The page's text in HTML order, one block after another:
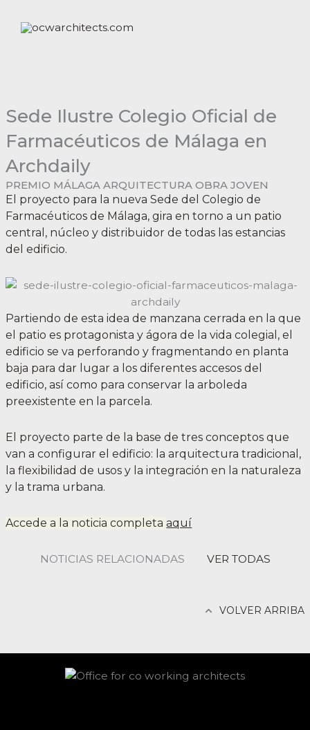
Sede Ilustre Colegio Oficial de
Farmacéuticos de Málaga en
Archdaily
PREMIO MÁLAGA ARQUITECTURA OBRA JOVEN
El proyecto para la nueva Sede del Colegio de
Farmacéuticos de Málaga, gira en torno a un patio
central, núcleo y distribuidor de todas las estancias
del edificio.
Partiendo de esta idea de manzana cerrada en la que
el patio es protagonista y ágora de la vida colegial, el
edificio se va perforando y fragmentando en planta
baja para dar lugar a los diferentes accesos del
edificio, así como para conservar la arboleda
preexistente en la parcela.
El proyecto parte de la base de tres conceptos que
van a configurar el edificio: la arquitectura tradicional,
la flexibilidad de usos y la integración en la naturaleza
y la trama urbana.
Accede a la noticia completaaquí
NOTICIAS RELACIONADAS VER TODAS
VOLVER ARRIBA